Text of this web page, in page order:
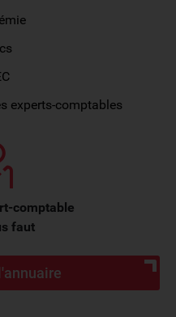
experts-comptables
comptable
faut